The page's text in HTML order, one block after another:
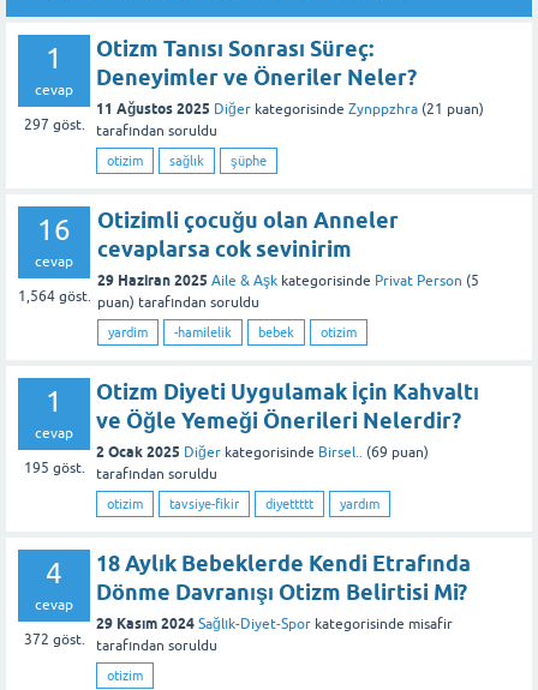
1
cevap
297 göst.
Otizm Tanısı Sonrası Süreç:
Deneyimler ve Öneriler Neler?
11 Ağustos 2025 Diğer kategorisinde Zynppzhra (21 puan)
tarafından soruldu
otizim sağlık şüphe
16
cevap
1,564 göst.
Otizimli çocuğu olan Anneler
cevaplarsa cok sevinirim
29 Haziran 2025 Aile & Aşk kategorisinde Privat Person (5
puan) tarafından soruldu
yardim -hamilelik bebek otizim
1
cevap
195 göst.
Otizm Diyeti Uygulamak İçin Kahvaltı
ve Öğle Yemeği Önerileri Nelerdir?
2 Ocak 2025 Diğer kategorisinde Birsel.. (69 puan)
tarafından soruldu
otizim tavsiye-fikir diyettttt yardım
4
cevap
372 göst.
18 Aylık Bebeklerde Kendi Etrafında
Dönme Davranışı Otizm Belirtisi Mi?
29 Kasım 2024 Sağlık-Diyet-Spor kategorisinde misafir
tarafından soruldu
otizim